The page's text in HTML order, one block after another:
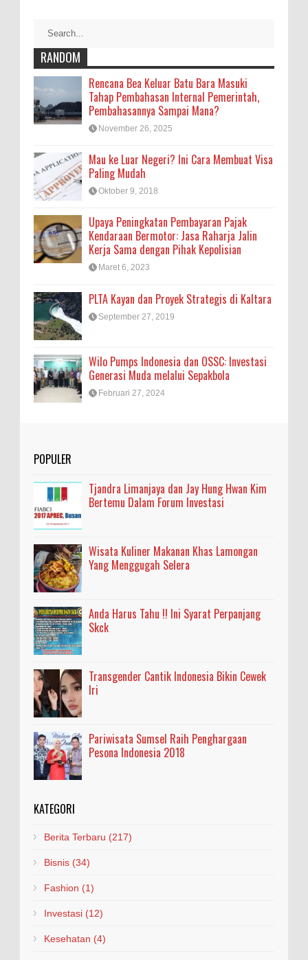
RANDOM
Rencana Bea Keluar Batu Bara Masuki
Tahap Pembahasan Internal Pemerintah,
Pembahasannya Sampai Mana?
November 26, 2025
Mau ke Luar Negeri? Ini Cara Membuat Visa
Paling Mudah
Oktober 9, 2018
Upaya Peningkatan Pembayaran Pajak
Kendaraan Bermotor: Jasa Raharja Jalin
Kerja Sama dengan Pihak Kepolisian
Maret 6, 2023
PLTA Kayan dan Proyek Strategis di Kaltara
September 27, 2019
Wilo Pumps Indonesia dan OSSC: Investasi
Generasi Muda melalui Sepakbola
Februari 27, 2024
POPULER
Tjandra Limanjaya dan Jay Hung Hwan Kim
Bertemu Dalam Forum Investasi
Wisata Kuliner Makanan Khas Lamongan
Yang Menggugah Selera
Anda Harus Tahu !! Ini Syarat Perpanjang
Skck
Transgender Cantik Indonesia Bikin Cewek
Iri
Pariwisata Sumsel Raih Penghargaan
Pesona Indonesia 2018
KATEGORI
Berita Terbaru (217)
Bisnis (34)
Fashion (1)
Investasi (12)
Kesehatan (4)